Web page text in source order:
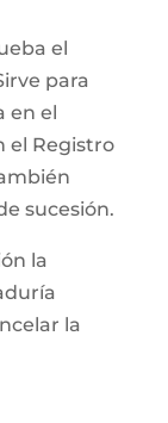
el
para
en el
el Registro
sucesión.
la
la